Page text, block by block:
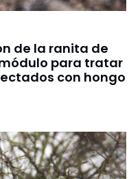
de la ranita de
para tratar
con hongo